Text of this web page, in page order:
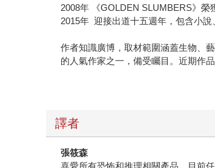
2008年 《GOLDEN SLUMBERS》榮
2015年 迎接出道十五週年，包含小說
作者知識廣博，取材範圍涵蓋生物、
的人氣作家之一，備受矚目。近期作
譯者
張筱森
喜愛所有恐怖和推理相關產品。目前任